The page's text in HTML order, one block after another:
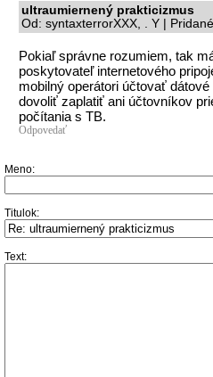
ultraumiernený prakticizmus
Od: syntaxterrorXXX, . Y |
Pokiaľ správne rozumiem, tak
poskytovateľ internetového
mobilný operátori účtovať
dovoliť zaplatiť ani účtovníkov
počítania s TB.
Odpovedať
Meno:
Titulok:
Text: